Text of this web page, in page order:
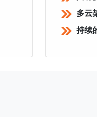
多云
持续